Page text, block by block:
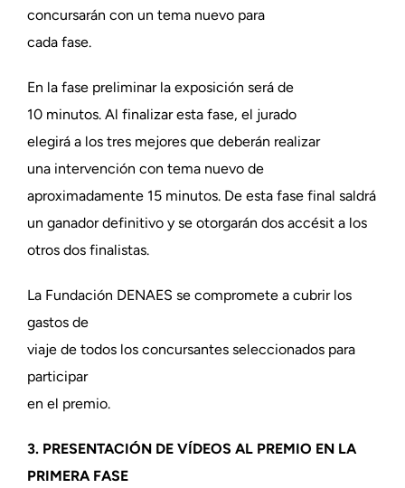
concursarán con un tema nuevo para
cada fase.
En la fase preliminar la exposición será de
10 minutos. Al finalizar esta fase, el jurado
elegirá a los tres mejores que deberán realizar
una intervención con tema nuevo de
aproximadamente 15 minutos. De esta fase final saldrá
un ganador definitivo y se otorgarán dos accésit a los
otros dos finalistas.
La Fundación DENAES se compromete a cubrir los
gastos de
viaje de todos los concursantes seleccionados para
participar
en el premio.
3. PRESENTACIÓN DE VÍDEOS AL PREMIO EN LA
PRIMERA FASE